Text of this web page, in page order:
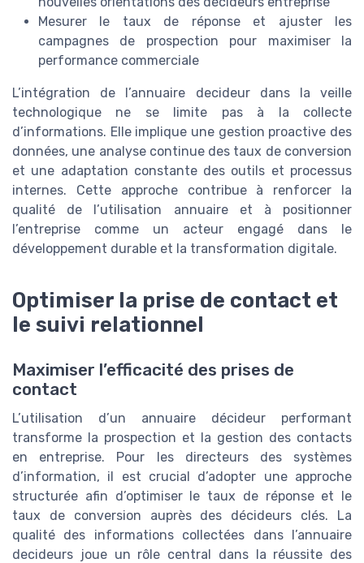
Mesurer le taux de réponse et ajuster les
campagnes de prospection pour maximiser la
performance commerciale
L’intégration de l’annuaire decideur dans la veille
technologique ne se limite pas à la collecte
d’informations. Elle implique une gestion proactive des
données, une analyse continue des taux de conversion
et une adaptation constante des outils et processus
internes. Cette approche contribue à renforcer la
qualité de l’utilisation annuaire et à positionner
l’entreprise comme un acteur engagé dans le
développement durable et la transformation digitale.
Optimiser la prise de contact et
le suivi relationnel
Maximiser l’efficacité des prises de
contact
L’utilisation d’un annuaire décideur performant
transforme la prospection et la gestion des contacts
en entreprise. Pour les directeurs des systèmes
d’information, il est crucial d’adopter une approche
structurée afin d’optimiser le taux de réponse et le
taux de conversion auprès des décideurs clés. La
qualité des informations collectées dans l’annuaire
decideurs joue un rôle central dans la réussite des